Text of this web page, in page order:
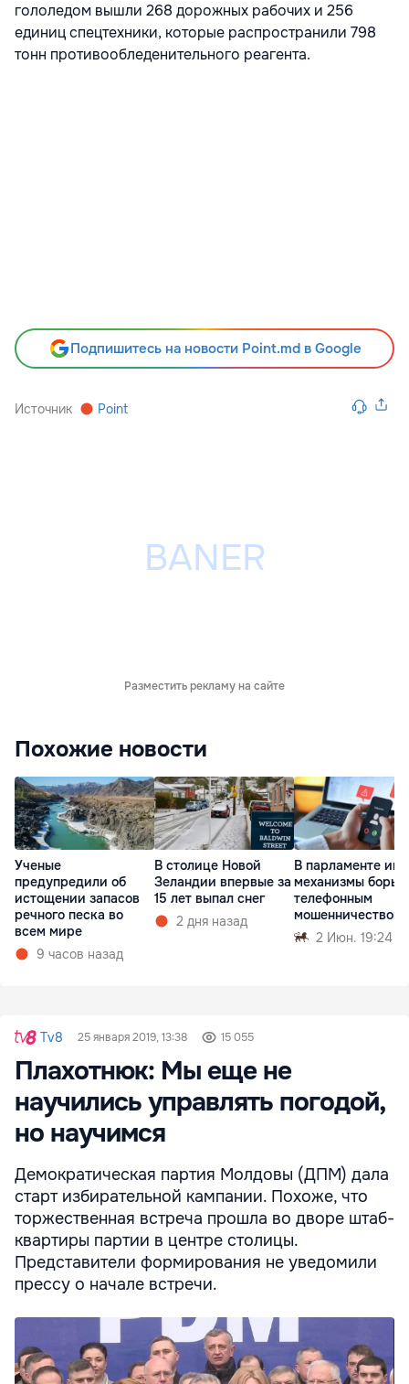
гололедом вышли 268 дорожных рабочих и 256
единиц спецтехники, которые распространили 798
тонн противообледенительного реагента.
Подпишитесь на новости Point.md в Google
Источник Point
Разместить рекламу на сайте
Похожие новости
Ученые
предупредили об
истощении запасов
речного песка во
всем мире
9 часов назад
В столице Новой
Зеландии впервые за
15 лет выпал снег
2 дня назад
В парламенте
механизмы
телефонным
мошенничеством
2 Июн. 19:24
Tv8 25 января 2019, 13:38 15 055
Плахотнюк: Мы еще не
научились управлять погодой,
но научимся
Демократическая партия Молдовы (ДПМ) дала
старт избирательной кампании. Похоже, что
торжественная встреча прошла во дворе штаб-
квартиры партии в центре столицы.
Представители формирования не уведомили
прессу о начале встречи.